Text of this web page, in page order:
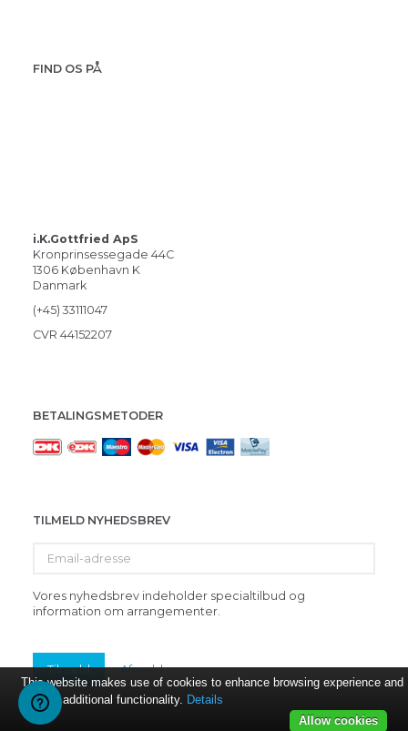
FIND OS PÅ
i.K.Gottfried ApS
Kronprinsessegade 44C
1306 København K
Danmark
(+45) 33111047
CVR 44152207
BETALINGSMETODER
TILMELD NYHEDSBREV
adresse
Vores nyhedsbrev indeholder specialtilbud og
information om arrangementer.
Tilmeld Afmeld
This website makes use of cookies to enhance browsing experience and
provide additional functionality. Details
Allow cookies